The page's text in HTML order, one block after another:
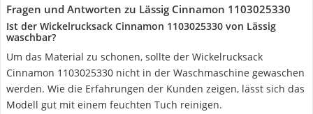
Fragen und Antworten zu Lässig Cinnamon 1103025330
Ist der Wickelrucksack Cinnamon 1103025330 von Lässig
waschbar?
Um das Material zu schonen, sollte der Wickelrucksack
Cinnamon 1103025330 nicht in der Waschmaschine gewaschen
werden. Wie die Erfahrungen der Kunden zeigen, lässt sich das
Modell gut mit einem feuchten Tuch reinigen.